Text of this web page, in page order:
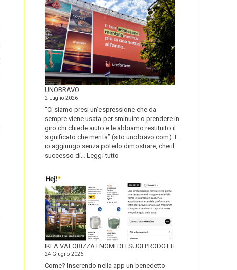
SECOLO
UNOBRAVO
2 Luglio 2026
“Ci siamo presi un’espressione che da
sempre viene usata per sminuire o prendere in
giro chi chiede aiuto e le abbiamo restituito il
significato che merita” (sito unobravo.com). E
io aggiungo senza poterlo dimostrare, che il
successo di… Leggi tutto
IKEA VALORIZZA I NOMI DEI SUOI PRODOTTI
24 Giugno 2026
Come? Inserendo nella app un benedetto